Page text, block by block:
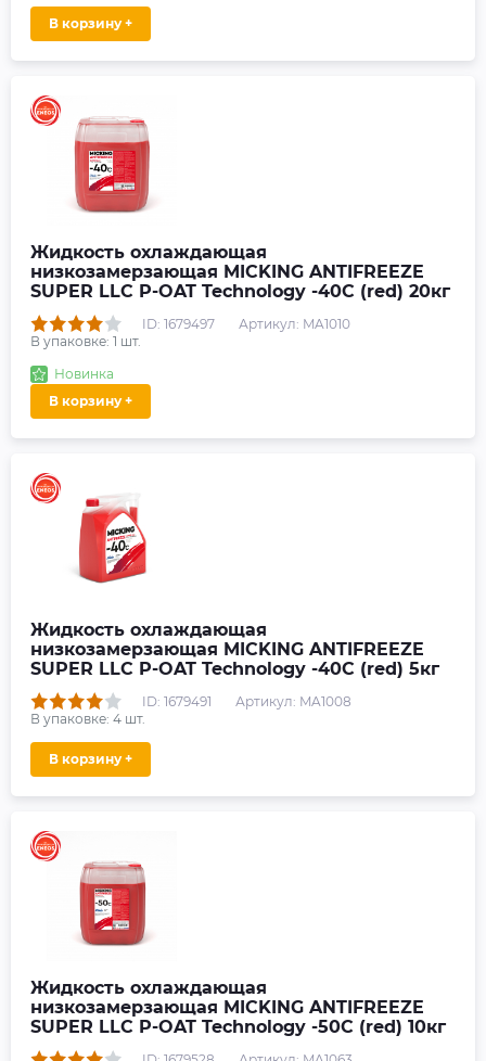
В корзину +
Жидкость охлаждающая
низкозамерзающая MICKING ANTIFREEZE
SUPER LLC P-OAT Technology -40C (red) 20кг
ID: 1679497
Артикул: MA1010
В упаковке: 1 шт.
Новинка
В корзину +
Жидкость охлаждающая
низкозамерзающая MICKING ANTIFREEZE
SUPER LLC P-OAT Technology -40C (red) 5кг
ID: 1679491
Артикул: MA1008
В упаковке: 4 шт.
В корзину +
Жидкость охлаждающая
низкозамерзающая MICKING ANTIFREEZE
SUPER LLC P-OAT Technology -50C (red) 10кг